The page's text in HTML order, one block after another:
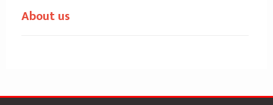
About us